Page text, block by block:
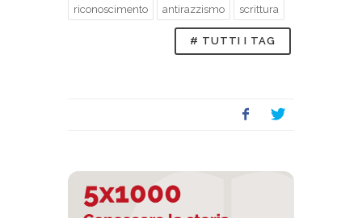
riconoscimento antirazzismo scrittura
# TUTTI I TAG